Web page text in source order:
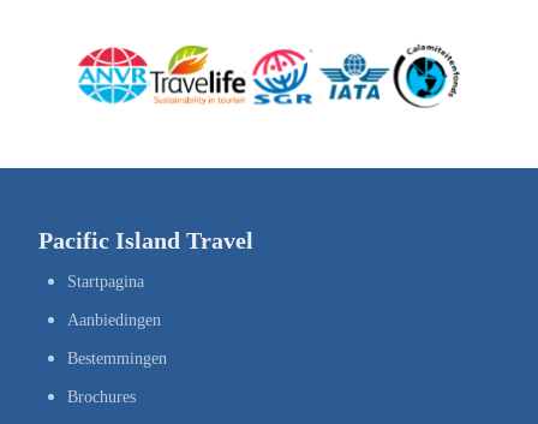
Pacific Island Travel
Startpagina
Aanbiedingen
Bestemmingen
Brochures